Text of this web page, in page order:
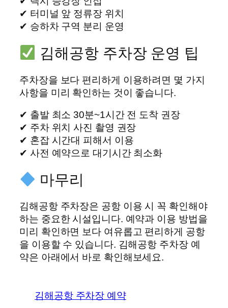
✔ 터미널 앞 정류장 위치
✔ 승하차 구역 분리 운영
김해공항 주차장 운영 팁
주차장을 보다 편리하게 이용하려면 몇 가지
사항을 미리 확인하는 것이 좋습니다.
✔ 출발 최소 30분~1시간 전 도착 권장
✔ 주차 위치 사진 촬영 권장
✔ 혼잡 시간대 피해서 이용
✔ 사전 예약으로 대기시간 최소화
마무리
김해공항 주차장은 공항 이용 시 꼭 확인해야
하는 중요한 시설입니다. 예약과 이용 방법을
미리 확인하면 보다 여유롭고 편리하게 공항
을 이용할 수 있습니다. 김해공항 주차장 예
약은 아래에서 바로 확인해보세요.
김해공항 주차장 예약